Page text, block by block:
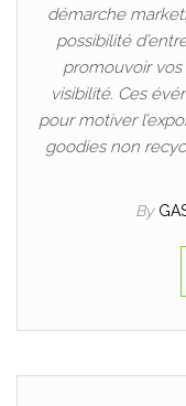
démarche
possibilité
promouvoir
visibilité. Ces
pour motiver
goodies non
By